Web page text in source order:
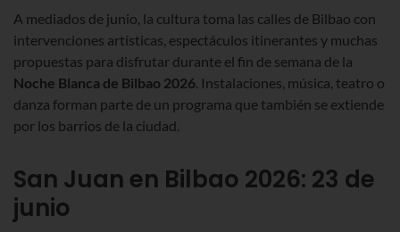
A mediados de junio, la cultura toma las calles de Bilbao con
intervenciones artísticas, espectáculos itinerantes y muchas
propuestas para disfrutar durante el fin de semana de la
Noche Blanca de Bilbao 2026. Instalaciones, música, teatro o
danza forman parte de un programa que también se extiende
por los barrios de la ciudad.
San Juan en Bilbao 2026: 23 de
junio